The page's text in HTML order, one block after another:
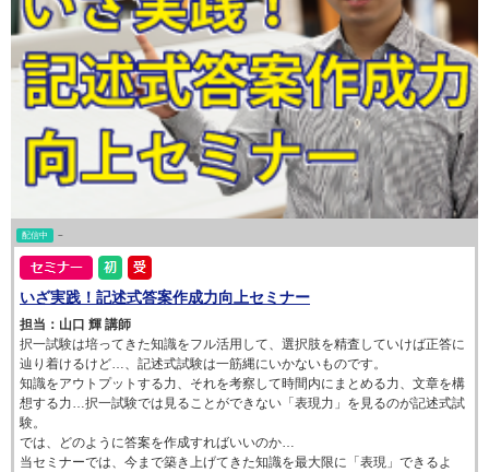
配信中 ~
いざ実践！記述式答案作成力向上セミナー
担当：山口 輝 講師
択一試験は培ってきた知識をフル活用して、選択肢を精査していけば正答に
辿り着けるけど…、記述式試験は一筋縄にいかないものです。
知識をアウトプットする力、それを考察して時間内にまとめる力、文章を構
想する力…択一試験では見ることができない「表現力」を見るのが記述式試
験。
では、どのように答案を作成すればいいのか…
当セミナーでは、今まで築き上げてきた知識を最大限に「表現」できるよ